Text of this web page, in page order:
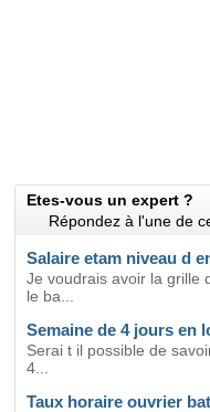
Etes-vous un expert ?
Répondez à l'une de
Salaire etam niveau d
Je voudrais avoir la grille
le ba...
Semaine de 4 jours en
Serai t il possible de
4...
Taux horaire ouvrier